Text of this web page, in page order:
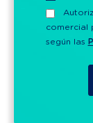
comercial
según las